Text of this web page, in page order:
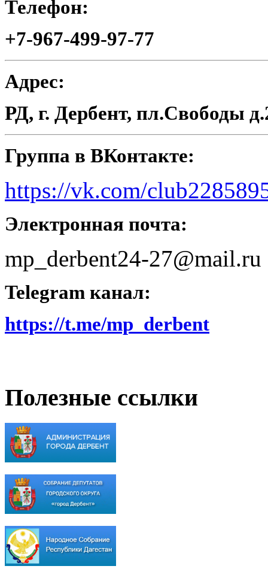
Телефон:
+7-967-499-97-77
Адрес:
РД, г. Дербент, пл.Свободы
Группа в ВКонтакте:
https://vk.com/
Электронная почта:
mp_derbent24-27@mail.ru
Telegram канал:
https://t.me/mp_derbent
Полезные ссылки